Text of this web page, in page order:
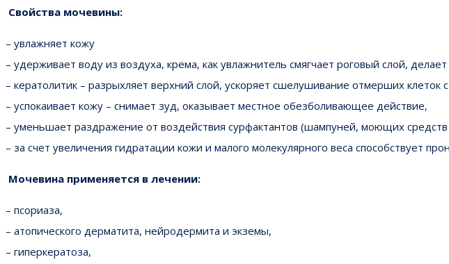
Свойства мочевины:
– увлажняет кожу
– удерживает воду из воздуха, крема, как увлажнитель смягчает роговый слой,
– кератолитик – разрыхляет верхний слой, ускоряет сшелушивание отмерших клеток
– успокаивает кожу – снимает зуд, оказывает местное обезболивающее действие,
– уменьшает раздражение от воздействия сурфактантов (шампуней, моющих средств
– за счет увеличения гидратации кожи и малого молекулярного веса способствует
Мочевина применяется в лечении:
– псориаза,
– атопического дерматита, нейродермита и экземы,
– гиперкератоза,